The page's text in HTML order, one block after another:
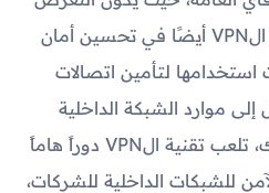
للهجمات أكثر شيوعًا. تسهم الVPN أيضًا في تحسين أمان
لتأمين اتصالات
موارد الشبكة الداخلية
بشكل آمن. بالإضافة إلى ذلك، تلعب تقنية الVPN دوراً هاماً
للشبكات الداخلية للشركات،